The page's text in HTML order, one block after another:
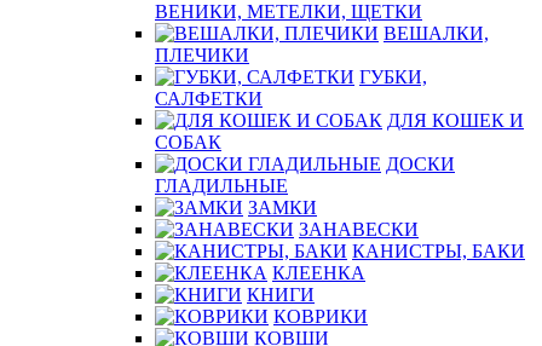
ВЕНИКИ, МЕТЕЛКИ, ЩЕТКИ
ВЕШАЛКИ,
ПЛЕЧИКИ
ГУБКИ,
САЛФЕТКИ
ДЛЯ КОШЕК И
СОБАК
ДОСКИ
ГЛАДИЛЬНЫЕ
ЗАМКИ
ЗАНАВЕСКИ
КАНИСТРЫ, БАКИ
КЛЕЕНКА
КНИГИ
КОВРИКИ
КОВШИ